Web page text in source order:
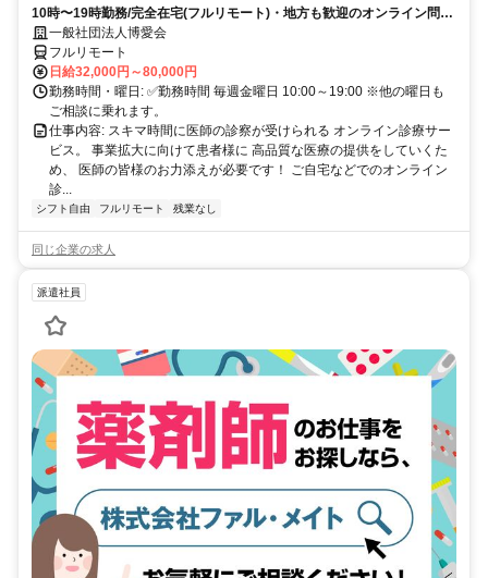
10時〜19時勤務/完全在宅(フルリモート)・地方も歓迎のオンライン問診
業務一般社団法人博愛会
フルリモート
日給32,000円～80,000円
勤務時間・曜日: ✅勤務時間 毎週金曜日 10:00～19:00 ※他の曜日も
ご相談に乗れます。
仕事内容: スキマ時間に医師の診察が受けられる オンライン診療サー
ビス。 事業拡大に向けて患者様に 高品質な医療の提供をしていくた
め、 医師の皆様のお力添えが必要です！ ご自宅などでのオンライン
診...
シフト自由 フルリモート 残業なし
同じ企業の求人
派遣社員